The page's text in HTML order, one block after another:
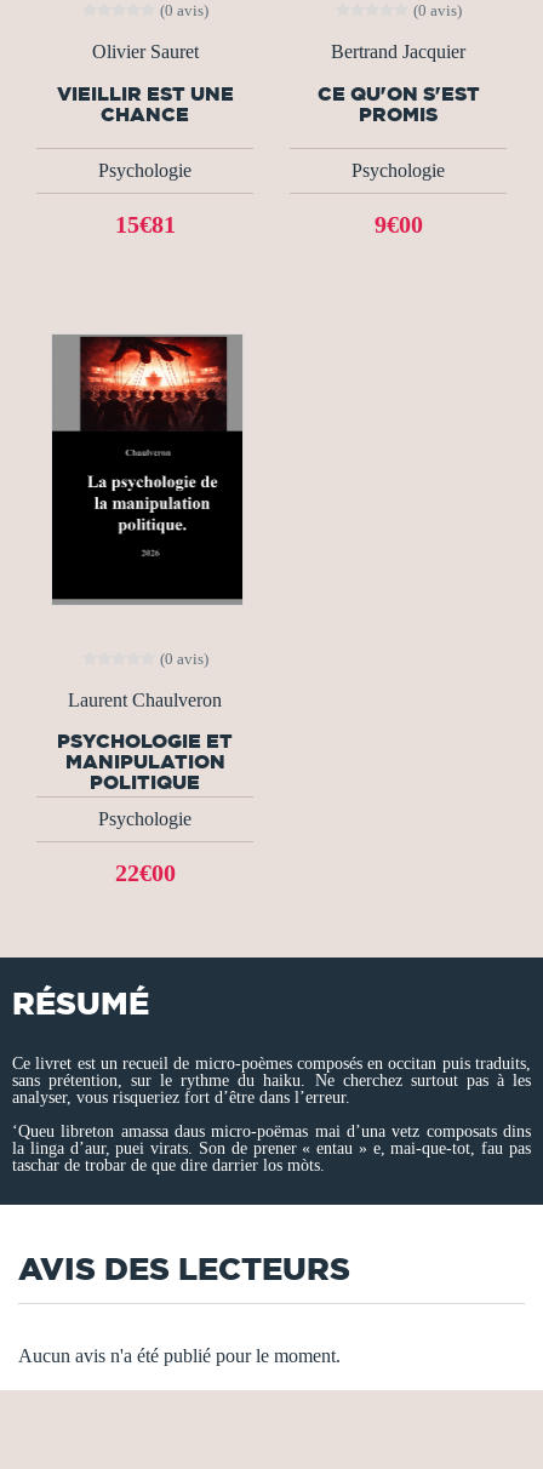
(0 avis)
Olivier Sauret
VIEILLIR EST UNE
CHANCE
Psychologie
15€81
(0 avis)
Bertrand Jacquier
CE QU'ON S'EST
PROMIS
Psychologie
9€00
(0 avis)
Laurent Chaulveron
PSYCHOLOGIE ET
MANIPULATION
POLITIQUE
Psychologie
22€00
RÉSUMÉ
Ce livret est un recueil de micro-poèmes composés en occitan puis traduits,
sans prétention, sur le rythme du haiku. Ne cherchez surtout pas à les
analyser, vous risqueriez fort d’être dans l’erreur.
‘Queu libreton amassa daus micro-poëmas mai d’una vetz composats dins
la linga d’aur, puei virats. Son de prener « entau » e, mai-que-tot, fau pas
taschar de trobar de que dire darrier los mòts.
AVIS DES LECTEURS
Aucun avis n'a été publié pour le moment.